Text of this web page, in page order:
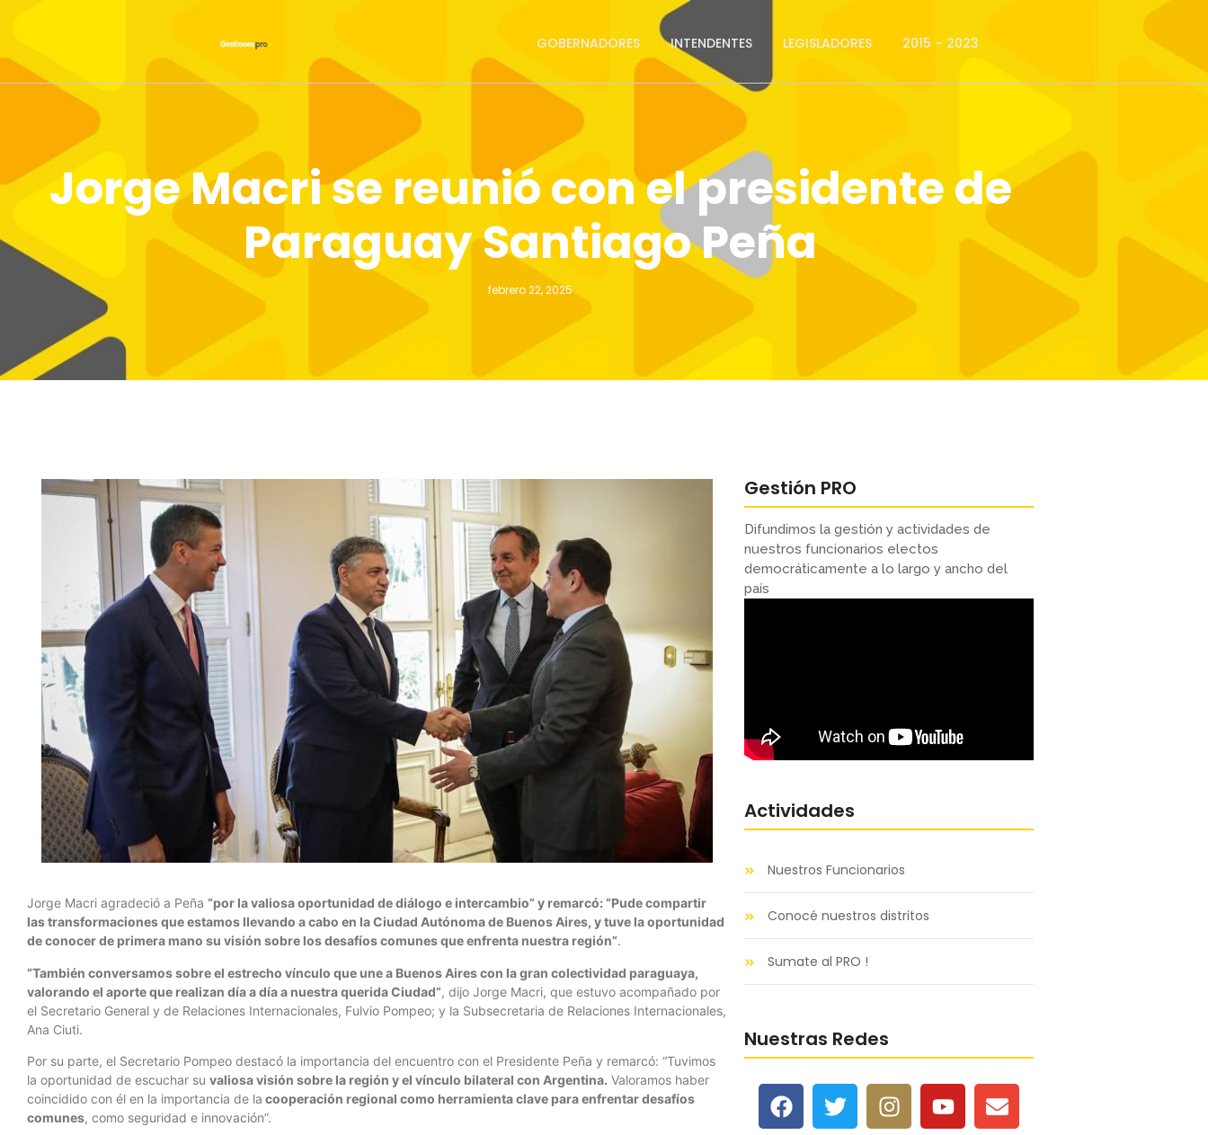
GOBERNADORES INTENDENTES LEGISLADORES 2015 – 2023
Jorge Macri se reunió con el presidente de
Paraguay Santiago Peña
febrero 22, 2025
Jorge Macri agradeció a Peña “por la valiosa oportunidad de diálogo e intercambio” y remarcó: “Pude compartir
las transformaciones que estamos llevando a cabo en la Ciudad Autónoma de Buenos Aires, y tuve la oportunidad
de conocer de primera mano su visión sobre los desafíos comunes que enfrenta nuestra región”.
“También conversamos sobre el estrecho vínculo que une a Buenos Aires con la gran colectividad paraguaya,
valorando el aporte que realizan día a día a nuestra querida Ciudad”, dijo Jorge Macri, que estuvo acompañado por
el Secretario General y de Relaciones Internacionales, Fulvio Pompeo; y la Subsecretaria de Relaciones Internacionales,
Ana Ciuti.
Por su parte, el Secretario Pompeo destacó la importancia del encuentro con el Presidente Peña y remarcó: “Tuvimos
la oportunidad de escuchar su valiosa visión sobre la región y el vínculo bilateral con Argentina. Valoramos haber
coincidido con él en la importancia de la cooperación regional como herramienta clave para enfrentar desafíos
comunes, como seguridad e innovación”.
Gestión PRO
Difundimos la gestión y actividades de
nuestros funcionarios electos
democráticamente a lo largo y ancho del
país
Actividades
Nuestros Funcionarios
Conocé nuestros distritos
Sumate al PRO !
Nuestras Redes